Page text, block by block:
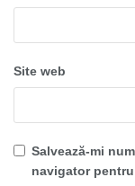
Site web
Salvează-mi
navigator